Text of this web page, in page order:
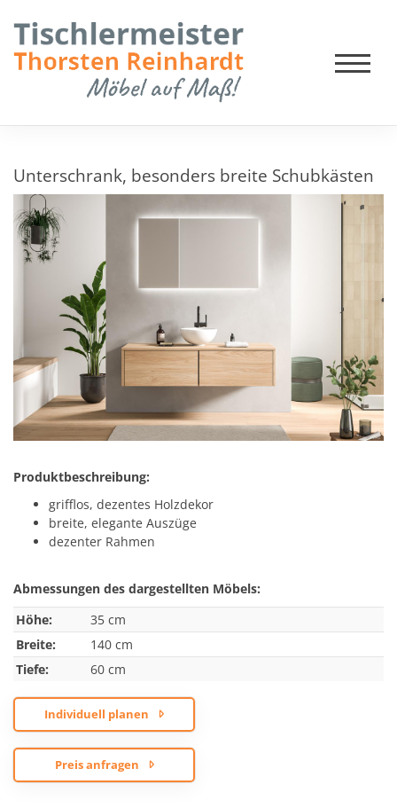
Unterschrank, besonders breite Schubkästen
Produktbeschreibung:
grifflos, dezentes Holzdekor
breite, elegante Auszüge
dezenter Rahmen
Abmessungen des dargestellten Möbels:
Höhe:
35 cm
Breite:
140 cm
Tiefe:
60 cm
Individuell planen
Preis anfragen